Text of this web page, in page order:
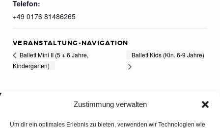
Zustimmung verwalten
Um dir ein optimales Erlebnis zu bieten, verwenden wir Technologien wie
Telefon:
+49 0176 81486265
VERANSTALTUNG-NAVIGATION
Ballett Mini II (5 + 6 Jahre,
Kindergarten)
Ballett Kids (Kin. 6-9 Jahre)